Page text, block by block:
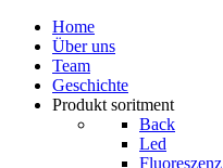
Home
Über uns
Team
Geschichte
Produkt soritment
Back
Led
Fluoreszenz